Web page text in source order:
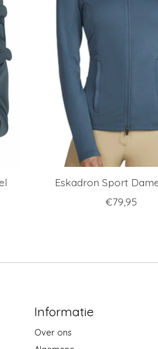
Eskadron Sport
€79,95
Informatie
Over ons